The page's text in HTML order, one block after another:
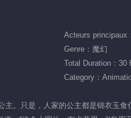
Acteurs principaux
Genre：魔幻
Total Duration：30
Category：
。只是，人家的公主都是锦衣玉